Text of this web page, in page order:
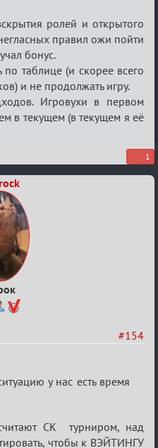
ролей и открытого
правил ожи пойти
бонус.
таблице (и скорее всего
и не продолжать игру.
Игровухи в первом
в текущем (в текущем я её
1
#154
у нас есть время
СК турниром, над
чтобы к ВЭЙТИНГУ